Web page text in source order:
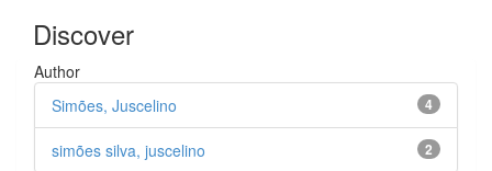
Discover
Author
4
Simões, Juscelino
2
simões silva, juscelino